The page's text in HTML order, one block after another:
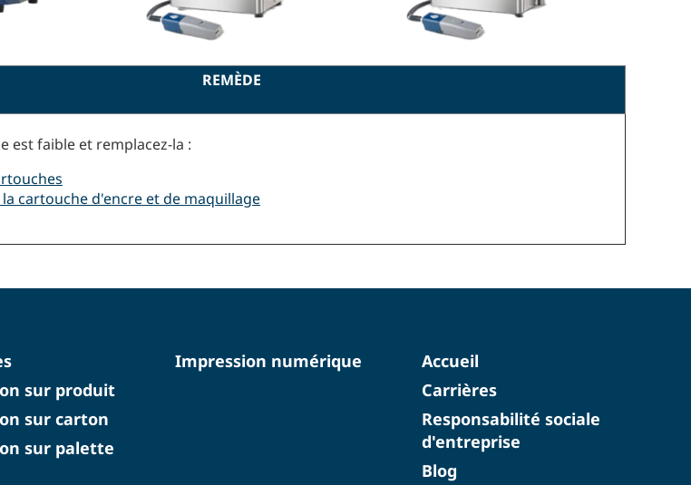
REMÈDE
est faible et remplacez-la :
cartouche d'encre et de maquillage
sur produit
sur carton
sur palette
Impression numérique
Accueil
Carrières
Responsabilité sociale
d'entreprise
Blog